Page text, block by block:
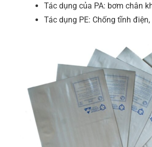
Tác dụng của PA: bơm chân
Tác dụng PE: Chống tĩnh điện,